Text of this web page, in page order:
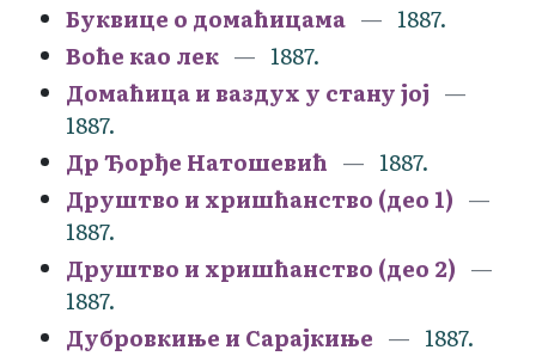
Буквице о домаћицама
1887.
Воће као лек
1887.
Домаћица и ваздух у стану јој
1887.
Др Ђорђе Натошевић
1887.
Друштво и хришћанство (део 1)
1887.
Друштво и хришћанство (део 2)
1887.
Дубровкиње и Сарајкиње
1887.